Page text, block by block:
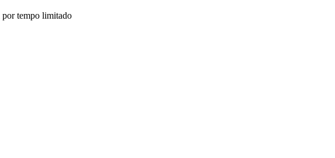
por tempo limitado